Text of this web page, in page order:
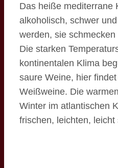
Das heiße mediterrane
alkoholisch, schwer
werden, sie
Die starken
kontinentalen Klima
saure Weine, hier
Weißweine. Die
Winter im atlantischen
frischen, leichten, leicht